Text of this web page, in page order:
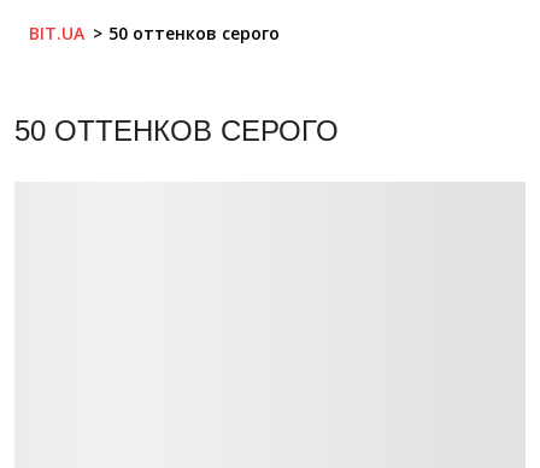
BIT.UA 50 оттенков серого
50 ОТТЕНКОВ СЕРОГО